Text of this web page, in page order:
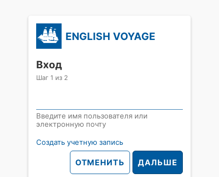
ENGLISH VOYAGE
Вход
Шаг 1 из 2
Введите имя пользователя или
электронную почту
Создать учетную запись
ОТМЕНИТЬ ДАЛЬШЕ